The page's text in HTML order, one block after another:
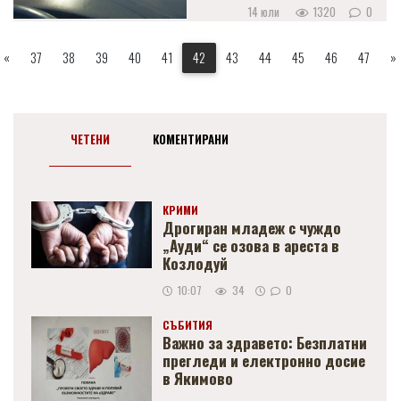
14 юли 1320 0
« 37 38 39 40 41 42 43 44 45 46 47 »
ЧЕТЕНИ КОМЕНТИРАНИ
КРИМИ
Дрогиран младеж с чуждо
„Ауди“ се озова в ареста в
Козлодуй
10:07 34 0
СЪБИТИЯ
Важно за здравето: Безплатни
прегледи и електронно досие
в Якимово